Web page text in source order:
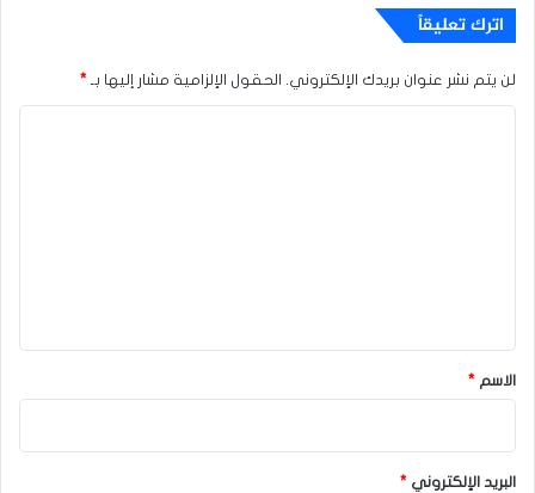
اترك تعليقاً
لن يتم نشر عنوان بريدك الإلكتروني. الحقول الإلزامية مشار إليها بـ *
*
الاسم *
البريد الإلكتروني *